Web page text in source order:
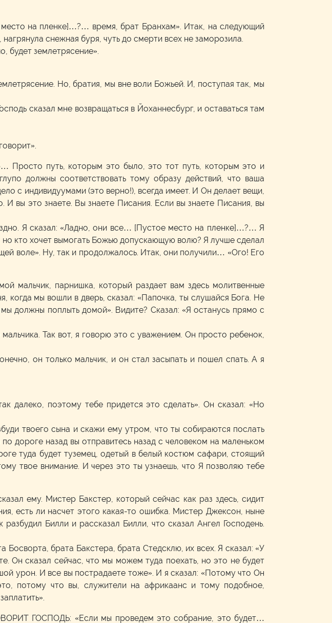
на пленке]…?… время, брат Бранхам». Итак, на следующий
снежная буря, чуть до смерти всех не заморозила.
будет землетрясение».
Но, братия, мы вне воли Божьей. И, поступая так, мы
сказал мне возвращаться в Йоханнесбург, и оставаться там
Просто путь, которым это было, это тот путь, которым это и
должны соответствовать тому образу действий, что ваша
с индивидуумами (это верно!), всегда имеет. И Он делает вещи,
И вы это знаете. Вы знаете Писания. Если вы знаете Писания, вы
Я сказал: «Ладно, они все… [Пустое место на пленке]…?… Я
кто хочет вымогать Божью допускающую волю? Я лучше сделал
воле». Ну, так и продолжалось. Итак, они получили… «Ого! Его
мальчик, парнишка, который раздает вам здесь молитвенные
когда мы вошли в дверь, сказал: «Папочка, ты слушайся Бога. Не
должны поплыть домой». Видите? Сказал: «Я останусь прямо с
Так вот, я говорю это с уважением. Он просто ребенок,
он только мальчик, и он стал засыпать и пошел спать. А я
далеко, поэтому тебе придется это сделать». Он сказал: «Но
твоего сына и скажи ему утром, что ты собираются послать
дороге назад вы отправитесь назад с человеком на маленьком
туда будет туземец, одетый в белый костюм сафари, стоящий
твое внимание. И через это ты узнаешь, что Я позволяю тебе
ему. Мистер Бакстер, который сейчас как раз здесь, сидит
есть ли насчет этого какая-то ошибка. Мистер Джексон, ныне
Билли и рассказал Билли, что сказал Ангел Господень.
Босворта, брата Бакстера, брата Стедсклю, их всех. Я сказал: «У
Он сказал сейчас, что мы можем туда поехать, но это не будет
урон. И все вы пострадаете тоже». И я сказал: «Потому что Он
потому что вы, служители на африкаанс и тому подобное,
ГОСПОДЬ: «Если мы проведем это собрание, это будет…